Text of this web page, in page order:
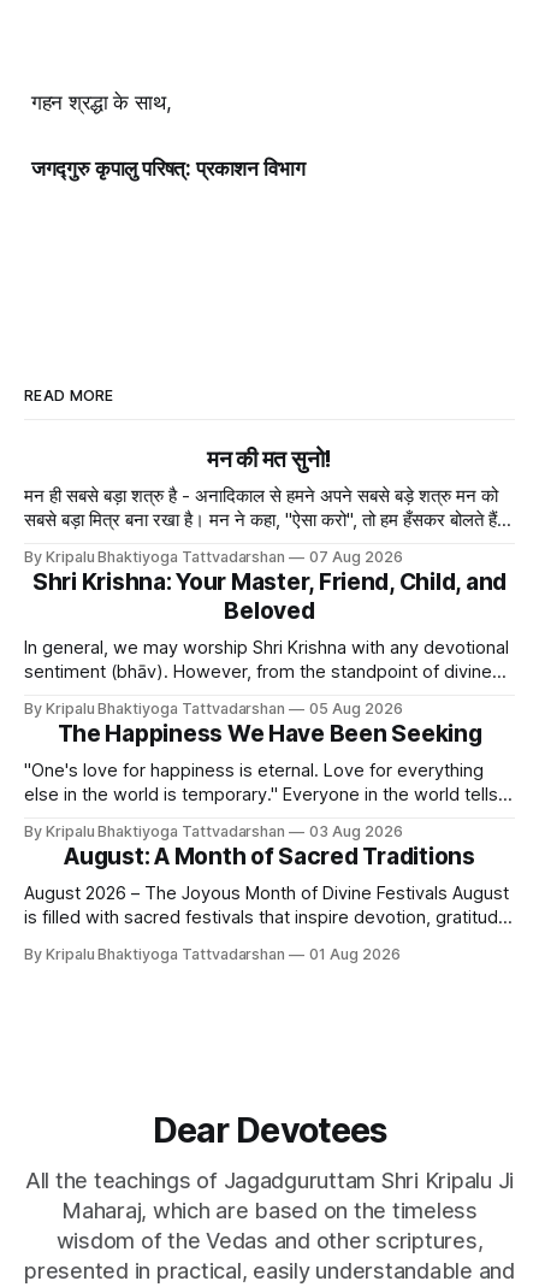
गहन श्रद्धा के साथ,
जगद्गुरु कृपालु परिषत्: प्रकाशन विभाग
READ MORE
मन की मत सुनो!
मन ही सबसे बड़ा शत्रु है - अनादिकाल से हमने अपने सबसे बड़े शत्रु मन को
सबसे बड़ा मित्र बना रखा है। मन ने कहा, "ऐसा करो", तो हम हँसकर बोलते हैं
By Kripalu Bhaktiyoga Tattvadarshan 07 Aug 2026
Shri Krishna: Your Master, Friend, Child, and
Beloved
In general, we may worship Shri Krishna with any devotional
sentiment (bhāv). However, from the standpoint of divine
devotional sentiments: 1. Dāsya bhāv - He is my Master, my
Swami. It is a relationship of loving servitude and reverence,
with a certain distance.
By Kripalu Bhaktiyoga Tattvadarshan 05 Aug 2026
The Happiness We Have Been Seeking
"One's love for happiness is eternal. Love for everything
else in the world is temporary." Everyone in the world tells
or husband," but this is not entirely true. A question naturally
arises: if
By Kripalu Bhaktiyoga Tattvadarshan 03 Aug 2026
August: A Month of Sacred Traditions
August 2026 – The Joyous Month of Divine Festivals August
is filled with sacred festivals that inspire devotion, gratitude,
joyous celebrations of Hariyali Teej and Naag Panchami to
By Kripalu Bhaktiyoga Tattvadarshan 01 Aug 2026
Dear Devotees
All the teachings of Jagadguruttam Shri Kripalu Ji
Maharaj, which are based on the timeless
wisdom of the Vedas and other scriptures,
presented in practical, easily understandable and